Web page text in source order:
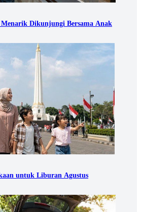
Dikunjungi Bersama Anak
untuk Liburan Agustus